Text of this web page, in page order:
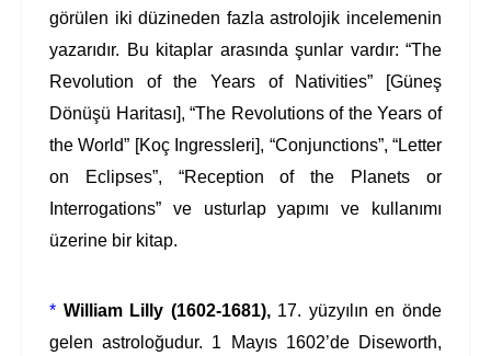
görülen iki düzineden fazla astrolojik incelemenin
yazarıdır. Bu kitaplar arasında şunlar vardır: “The
Revolution of the Years of Nativities” [Güneş
Dönüşü Haritası], “The Revolutions of the Years of
the World” [Koç Ingressleri], “Conjunctions”, “Letter
on Eclipses”, “Reception of the Planets or
Interrogations” ve usturlap yapımı ve kullanımı
üzerine bir kitap.
* William Lilly (1602-1681), 17. yüzyılın en önde
gelen astroloğudur. 1 Mayıs 1602’de Diseworth,